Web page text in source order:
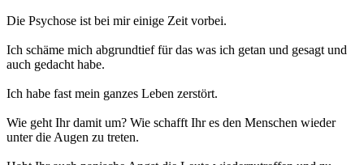
Die Psychose ist bei mir einige Zeit vorbei.
Ich schäme mich abgrundtief für das was ich getan und gesagt und
auch gedacht habe.
Ich habe fast mein ganzes Leben zerstört.
Wie geht Ihr damit um? Wie schafft Ihr es den Menschen wieder
unter die Augen zu treten.